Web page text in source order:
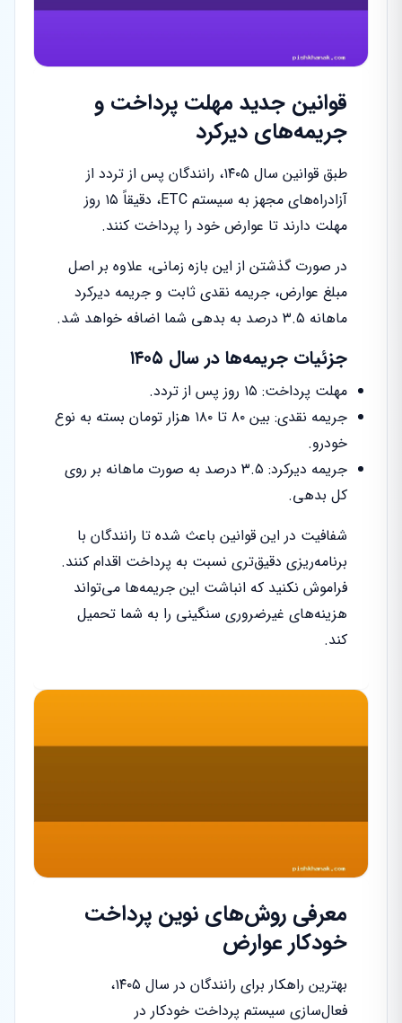
قوانین جدید مهلت پرداخت و
جریمه‌های دیرکرد
طبق قوانین سال ۱۴۰۵، رانندگان پس از تردد از
آزادراه‌های مجهز به سیستم ETC، دقیقاً ۱۵ روز
مهلت دارند تا عوارض خود را پرداخت کنند.
در صورت گذشتن از این بازه زمانی، علاوه بر اصل
مبلغ عوارض، جریمه نقدی ثابت و جریمه دیرکرد
ماهانه ۳.۵ درصد به بدهی شما اضافه خواهد شد.
جزئیات جریمه‌ها در سال ۱۴۰۵
مهلت پرداخت: ۱۵ روز پس از تردد.
جریمه نقدی: بین ۸۰ تا ۱۸۰ هزار تومان بسته به نوع
خودرو.
جریمه دیرکرد: ۳.۵ درصد به صورت ماهانه بر روی
کل بدهی.
شفافیت در این قوانین باعث شده تا رانندگان با
برنامه‌ریزی دقیق‌تری نسبت به پرداخت اقدام کنند.
فراموش نکنید که انباشت این جریمه‌ها می‌تواند
هزینه‌های غیرضروری سنگینی را به شما تحمیل
کند.
معرفی روش‌های نوین پرداخت
خودکار عوارض
بهترین راهکار برای رانندگان در سال ۱۴۰۵،
فعال‌سازی سیستم پرداخت خودکار در